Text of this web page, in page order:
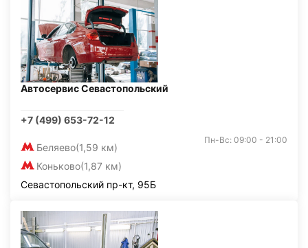
Автосервис Севастопольский
+7 (499) 653-72-12
Беляево(1,59 км)
Коньково(1,87 км)
Пн-Вс: 09:00 - 21:00
Севастопольский пр-кт, 95Б